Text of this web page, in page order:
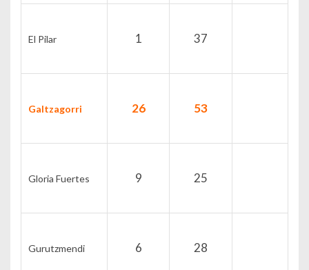
El Pilar 1 37
Galtzagorri 26 53
Gloria Fuertes 9 25
Gurutzmendi 6 28